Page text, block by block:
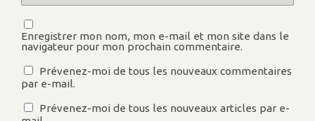
Enregistrer mon nom, mon e-mail et mon site dans le
navigateur pour mon prochain commentaire.
Prévenez-moi de tous les nouveaux commentaires
par e-mail.
Prévenez-moi de tous les nouveaux articles par e-